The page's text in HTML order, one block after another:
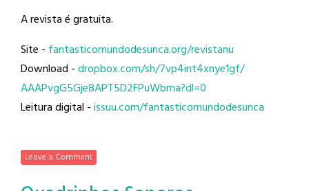
A revista é gratuita.
Site - fantasticomundodesunca.org/revistanu
Download -dropbox.com/sh/7vp4int4xnye1gf/
AAAPvgG5Gje8APT5D2FPuWbma?dl=0
Leitura digital -issuu.com/fantasticomundodesunca
Leave a Comment